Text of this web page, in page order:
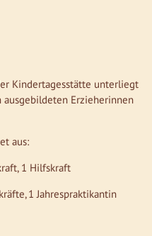
Kindertagesstätte unterliegt
Erzieherinnen
aus:
1 Hilfskraft
1 Jahrespraktikantin